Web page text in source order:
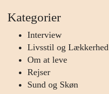
Kategorier
Interview
Livsstil og Lækkerhed
Om at leve
Rejser
Sund og Skøn